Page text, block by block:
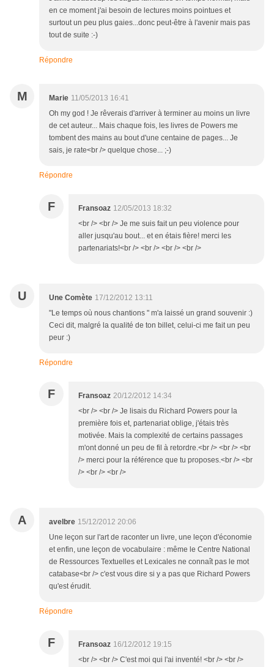
en ce moment j'ai besoin de lectures moins pointues et
surtout un peu plus gaies...donc peut-être à l'avenir mais pas
tout de suite :-)
Répondre
M Marie 11/05/2013 16:41
Oh my god ! Je rêverais d'arriver à terminer au moins un livre
de cet auteur... Mais chaque fois, les livres de Powers me
tombent des mains au bout d'une centaine de pages... Je
sais, je rate<br /> quelque chose... ;-)
Répondre
F Fransoaz 12/05/2013 18:32
<br /> <br /> Je me suis fait un peu violence pour
aller jusqu'au bout... et en étais fière! merci les
partenariats!<br /> <br /> <br /> <br />
U Une Comète 17/12/2012 13:11
"Le temps où nous chantions " m'a laissé un grand souvenir :)
Ceci dit, malgré la qualité de ton billet, celui-ci me fait un peu
peur :)
Répondre
F Fransoaz 20/12/2012 14:34
<br /> <br /> Je lisais du Richard Powers pour la
première fois et, partenariat oblige, j'étais très
motivée. Mais la complexité de certains passages
m'ont donné un peu de fil à retordre.<br /> <br /> <br
/> merci pour la référence que tu proposes.<br /> <br
/> <br /> <br />
A avelbre 15/12/2012 20:06
Une leçon sur l'art de raconter un livre, une leçon d'économie
et enfin, une leçon de vocabulaire : même le Centre National
de Ressources Textuelles et Lexicales ne connaît pas le mot
catabase<br /> c'est vous dire si y a pas que Richard Powers
qu'est érudit.
Répondre
F Fransoaz 16/12/2012 19:15
<br /> <br /> C'est moi qui l'ai inventé! <br /> <br />